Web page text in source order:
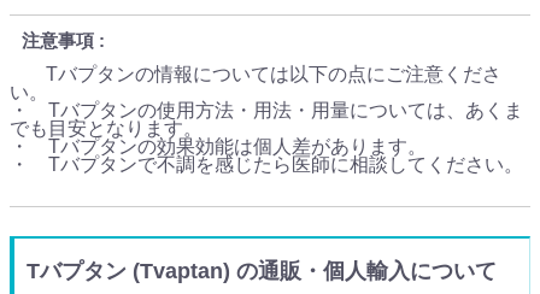
注意事項
Tバプタンの情報については以下の点にご注意くださ
い。
・ Tバプタンの使用方法・用法・用量については、あくま
でも目安となります。
・ Tバプタンの効果効能は個人差があります。
・ Tバプタンで不調を感じたら医師に相談してください。
Tバプタン (Tvaptan) の通販・個人輸入について